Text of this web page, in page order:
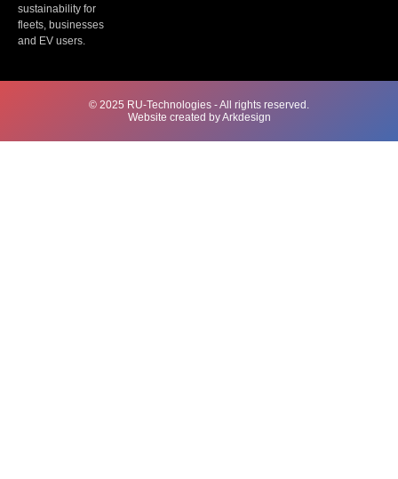
sustainability for
fleets, businesses
and EV users.
© 2025 RU-Technologies - All rights reserved.
Website created by Arkdesign